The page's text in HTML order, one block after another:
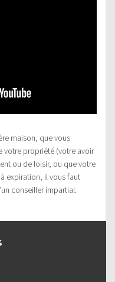
maison, que vous
votre propriété (votre avoir
ou de loisir, ou que votre
expiration, il vous faut
conseiller impartial.